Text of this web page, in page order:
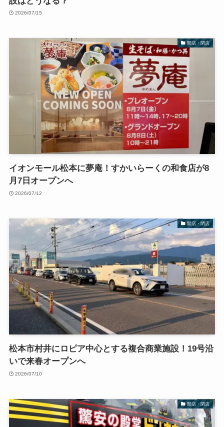
2026/07/15
開店・閉店
イオンモール松本に夢庵！すかいらーくの和食店が8
月7日オープンへ
2026/07/12
開店・閉店
松本市村井にロピア中心とする複合商業施設！19号沿
いで来春オープンへ
2026/07/10
開店・閉店